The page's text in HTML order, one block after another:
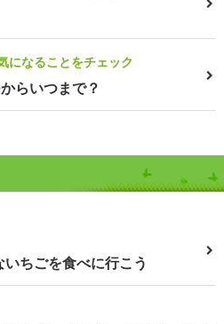
になることをチェック
らいつまで？
ちごを食べに行こう